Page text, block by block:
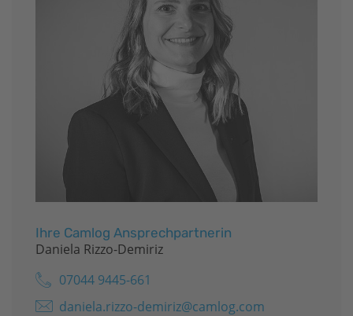
Ihre Camlog Ansprechpartnerin
Daniela Rizzo-Demiriz
07044 9445-661
daniela.rizzo-demiriz@camlog.com